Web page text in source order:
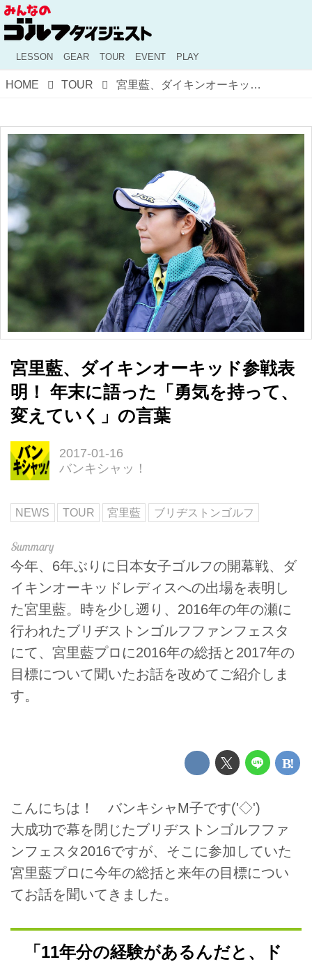
LESSON GEAR TOUR EVENT PLAY
HOME TOUR 宮里藍、ダイキンオーキッド参戦表明！ 年末に語った「勇気を持って、変えていく」の言葉
宮里藍、ダイキンオーキッド参戦表
明！ 年末に語った「勇気を持って、
変えていく」の言葉
2017-01-16
バンキシャッ！
NEWS TOUR 宮里藍 ブリヂストンゴルフ
今年、6年ぶりに日本女子ゴルフの開幕戦、ダ
イキンオーキッドレディスへの出場を表明し
た宮里藍。時を少し遡り、2016年の年の瀬に
行われたブリヂストンゴルフファンフェスタ
にて、宮里藍プロに2016年の総括と2017年の
目標について聞いたお話を改めてご紹介しま
す。
こんにちは！ バンキシャM子です('◇')ゞ
大成功で幕を閉じたブリヂストンゴルフファ
ンフェスタ2016ですが、そこに参加していた
宮里藍プロに今年の総括と来年の目標につい
てお話を聞いてきました。
「11年分の経験があるんだと、ド